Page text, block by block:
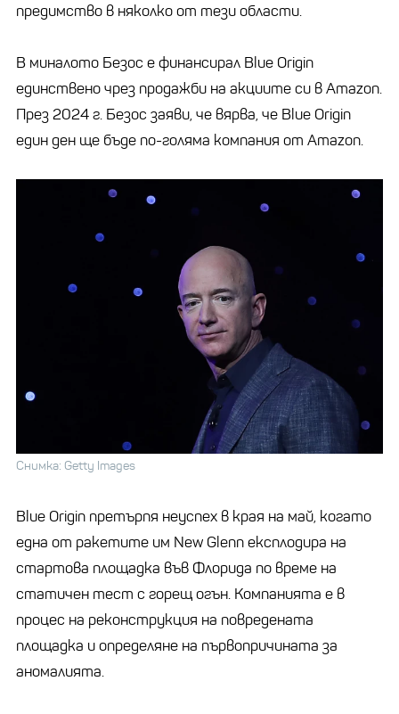
предимство в няколко от тези области.
В миналото Безос е финансирал Blue Origin
единствено чрез продажби на акциите си в Amazon.
През 2024 г. Безос заяви, че вярва, че Blue Origin
един ден ще бъде по-голяма компания от Amazon.
Снимка: Getty Images
Blue Origin претърпя неуспех в края на май, когато
една от ракетите им New Glenn експлодира на
стартова площадка във Флорида по време на
статичен тест с горещ огън. Компанията е в
процес на реконструкция на повредената
площадка и определяне на първопричината за
аномалията.